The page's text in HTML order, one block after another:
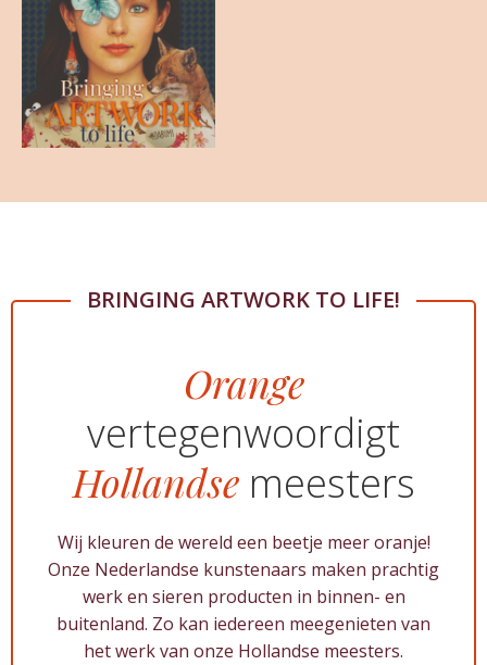
BRINGING ARTWORK TO LIFE!
Orange
vertegenwoordigt
Hollandse meesters
Wij kleuren de wereld een beetje meer oranje!
Onze Nederlandse kunstenaars maken prachtig
werk en sieren producten in binnen- en
buitenland. Zo kan iedereen meegenieten van
het werk van onze Hollandse meesters.